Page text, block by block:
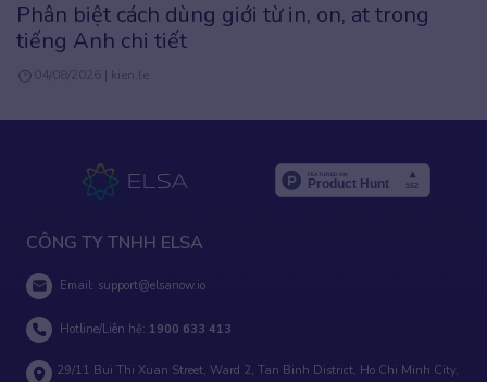
Phân biệt cách dùng giới từ in, on, at trong
tiếng Anh chi tiết
04/08/2026 | kien.le
CÔNG TY TNHH ELSA
Email: support@elsanow.io
Hotline/Liên hệ: 1900 633 413
29/11 Bui Thi Xuan Street, Ward 2, Tan Binh District, Ho Chi Minh City,